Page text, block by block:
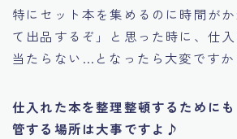
特にセット本を集めるのに時間が
て出品するぞ」
と思った時に、仕
当たらない…となったら大変ですか
仕入れた本を整理整頓するために
管する場所は大事ですよ♪